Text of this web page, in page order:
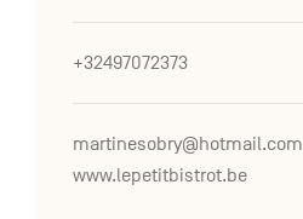
+32497072373
martinesobry@hotmail.com
www.lepetitbistrot.be